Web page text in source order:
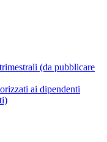
(da pubblicare
ai dipendenti